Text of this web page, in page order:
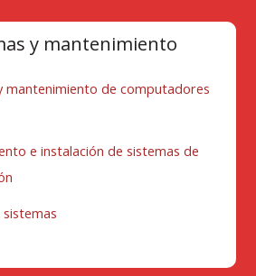
y mantenimiento
mantenimiento de computadores
e instalación de sistemas de